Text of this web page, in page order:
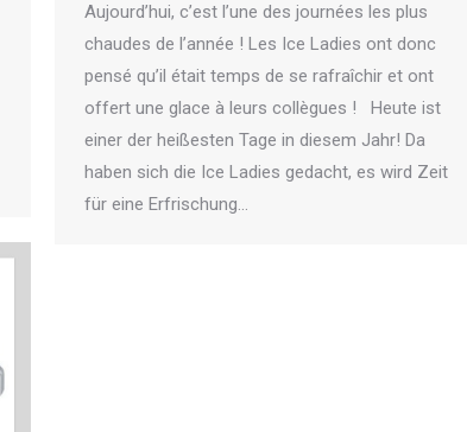
Aujourd’hui, c’est l’une des journées les plus
chaudes de l’année ! Les Ice Ladies ont donc
pensé qu’il était temps de se rafraîchir et ont
offert une glace à leurs collègues ! Heute ist
einer der heißesten Tage in diesem Jahr! Da
haben sich die Ice Ladies gedacht, es wird Zeit
für eine Erfrischung…